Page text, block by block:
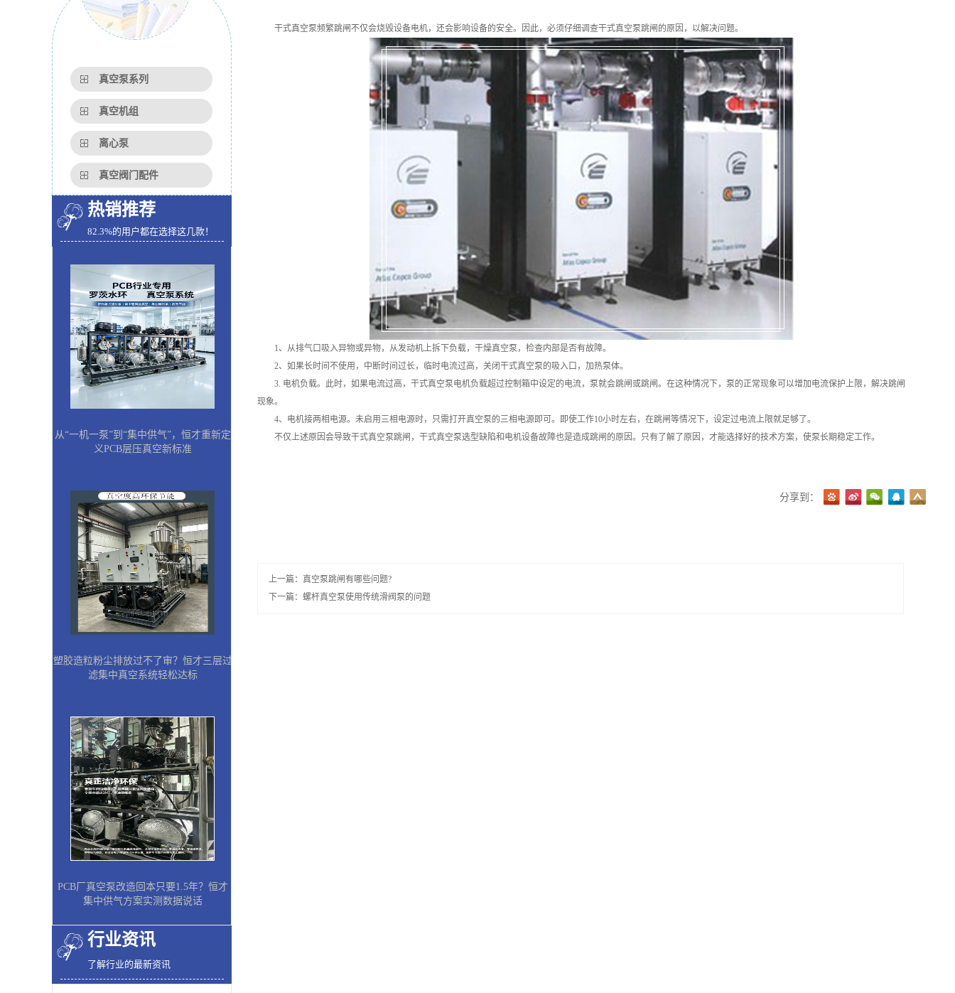
真空泵系列
真空机组
离心泵
真空阀门配件
热销推荐
82.3%的用户都在选择这几款！
从“一机一泵”到“集中供气”，恒才重新定
义PCB层压真空新标准
塑胶造粒粉尘排放过不了审？恒才三层过
滤集中真空系统轻松达标
PCB厂真空泵改造回本只要1.5年？恒才
集中供气方案实测数据说话
行业资讯
了解行业的最新资讯
干式真空泵频繁跳闸不仅会烧毁设备电机，还会影响设备的安全。因此，必须仔细调查干式真空泵跳闸的原因，以解决问题。
1、从排气口吸入异物或异物，从发动机上拆下负载，干燥真空泵，检查内部是否有故障。
2、如果长时间不使用，中断时间过长，临时电流过高，关闭干式真空泵的吸入口，加热泵体。
3. 电机负载。此时，如果电流过高，干式真空泵电机负载超过控制箱中设定的电流，泵就会跳闸或跳闸。在这种情况下，泵的正常现象可以增加电流保护上限，解决跳闸
现象。
4、电机接两相电源。未启用三相电源时，只需打开真空泵的三相电源即可。即使工作10小时左右，在跳闸等情况下，设定过电流上限就足够了。
不仅上述原因会导致干式真空泵跳闸，干式真空泵选型缺陷和电机设备故障也是造成跳闸的原因。只有了解了原因，才能选择好的技术方案，使泵长期稳定工作。
上一篇： 真空泵跳闸有哪些问题?
下一篇： 螺杆真空泵使用传统滑阀泵的问题